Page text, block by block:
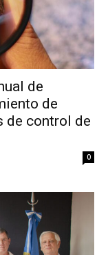
de
de
de control de
0